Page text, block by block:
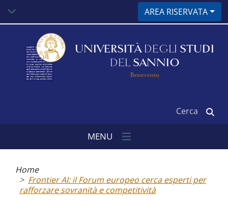
contenuto
AREA RISERVATA
UNIVERSITÀ DEGLI STUDI
DEL SANNIO
Benevento
MENU
pane
Home
Frontier AI: il Forum europeo cerca esperti per
rafforzare sovranità e competitività